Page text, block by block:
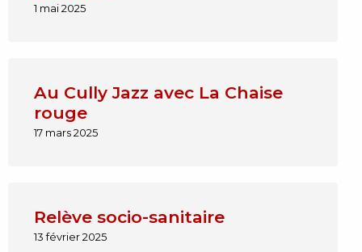
1 mai 2025
Au Cully Jazz avec La Chaise
rouge
17 mars 2025
Relève socio-sanitaire
13 février 2025